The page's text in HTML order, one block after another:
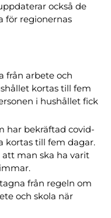
också de
för regionernas
från arbete och
kortas till fem
i hushållet fick
har bekräftad covid-
kortas till fem dagar.
man ska ha varit
från regeln om
och skola när